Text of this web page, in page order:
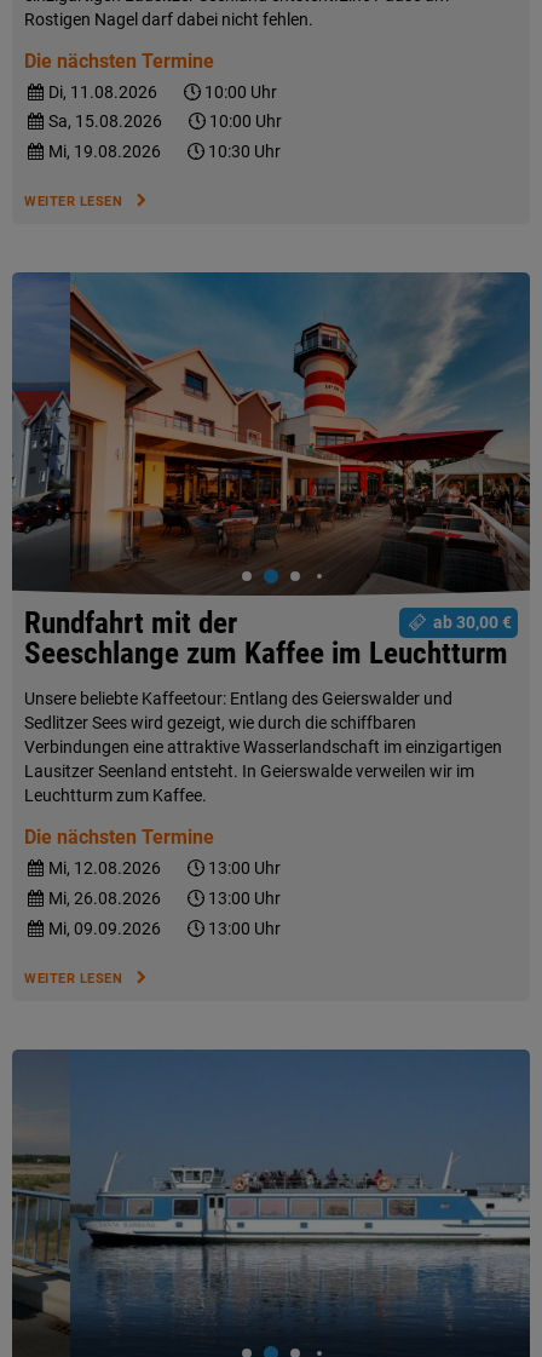
Rostigen Nagel darf dabei nicht fehlen.
Die nächsten Termine
Di, 11.08.2026
10:00 Uhr
Sa, 15.08.2026
10:00 Uhr
Mi, 19.08.2026
10:30 Uhr
WEITER LESEN
ab 30,00 €
Rundfahrt mit der
Seeschlange zum Kaffee im Leuchtturm
Unsere beliebte Kaffeetour: Entlang des Geierswalder und
Sedlitzer Sees wird gezeigt, wie durch die schiffbaren
Verbindungen eine attraktive Wasserlandschaft im einzigartigen
Lausitzer Seenland entsteht. In Geierswalde verweilen wir im
Leuchtturm zum Kaffee.
Die nächsten Termine
Mi, 12.08.2026
13:00 Uhr
Mi, 26.08.2026
13:00 Uhr
Mi, 09.09.2026
13:00 Uhr
WEITER LESEN